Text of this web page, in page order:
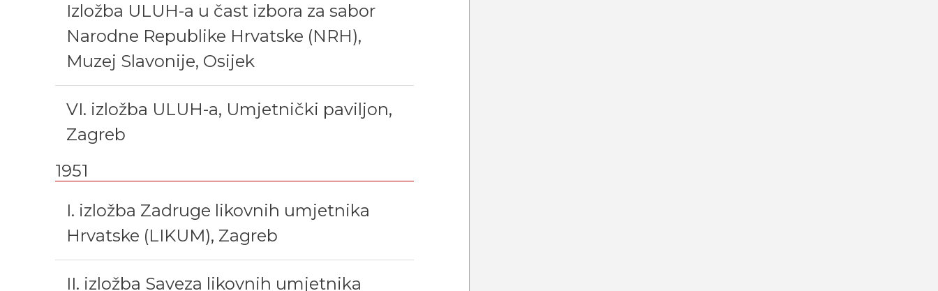
Izložba ULUH-a u čast izbora za sabor
Narodne Republike Hrvatske (NRH),
Muzej Slavonije, Osijek
VI. izložba ULUH-a, Umjetnički paviljon,
Zagreb
1951
I. izložba Zadruge likovnih umjetnika
Hrvatske (LIKUM), Zagreb
II. izložba Saveza likovnih umjetnika